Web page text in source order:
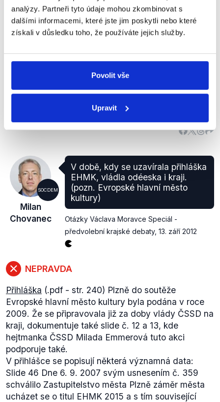
analýzy. Partneři tyto údaje mohou zkombinovat s
dalšími informacemi, které jste jim poskytli nebo které
získali v důsledku toho, že používáte jejich služby.
Povolit vše
Upravit
Bohužel si však pan Petr Náhlík patrně plete
současnýKodex etiky Jihomoravského krajepřijatý
za vlády koalice ČSSD s KDU-ČSL současného
Kodexem etiky zaměstnanců Jihomoravského kraje
pracovníci veřejné správy(příloha č. 2) přijatým v r.
2006 koalicí KDU-ČSL s ODS hejtmana Stanislava
nevztahoval na zastupitele.
SOCDEM
Milan
Chovanec
V době, kdy se uzavírala přihláška
EHMK, vládla odéeska i kraji.
(pozn. Evropské hlavní město
kultury)
Otázky Václava Moravce Speciál -
předvolební krajské debaty, 13. září 2012
NEPRAVDA
Přihláška (.pdf - str. 240) Plzně do soutěže
Evropské hlavní město kultury byla podána v roce
2009. Že se připravovala již za doby vlády ČSSD na
kraji, dokumentuje také slide č. 12 a 13, kde
hejtmanka ČSSD Milada Emmerová tuto akci
podporuje také.
V přihlášce se popisují některá významná data:
Slide 46 Dne 6. 9. 2007 svým usnesením č. 359
schválilo Zastupitelstvo města Plzně záměr města
ucházet se o titul EHMK 2015 a s tím související